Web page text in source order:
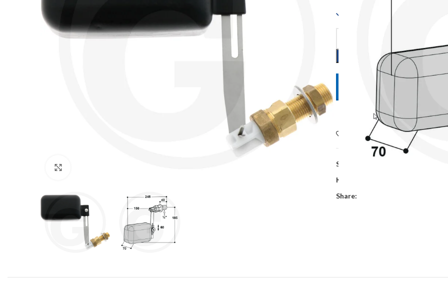
POŠALJITE UPIT
Dodaj na listu želja
SKU:
Kategorije:
Share: